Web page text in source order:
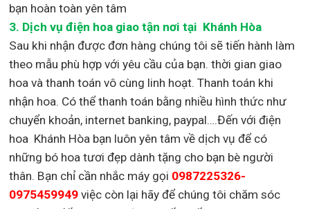
bạn hoàn toàn yên tâm
3. Dịch vụ điện hoa giao tận nơi tại Khánh Hòa
Sau khi nhận được đơn hàng chúng tôi sẽ tiến hành làm
theo mẫu phù hợp với yêu cầu của bạn. thời gian giao
hoa và thanh toán vô cùng linh hoạt. Thanh toán khi
nhận hoa. Có thể thanh toán bằng nhiều hình thức như
chuyển khoản, internet banking, paypal….Đến với điện
hoa Khánh Hòa bạn luôn yên tâm về dịch vụ để có
những bó hoa tươi đẹp dành tặng cho bạn bè người
thân. Bạn chỉ cần nhắc máy gọi 0987225326-
0975459949việc còn lại hãy để chúng tôi chăm sóc